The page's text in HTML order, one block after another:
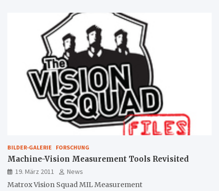
BILDER-GALERIE FORSCHUNG
Machine-Vision Measurement Tools Revisited
19. März 2011
News
Matrox Vision Squad MIL Measurement